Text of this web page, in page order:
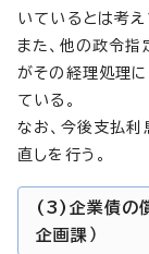
いているとは考え
また、他の政令
がその経理処理
ている。
なお、今後支払利
直しを行う。
(3)企業債の
企画課）